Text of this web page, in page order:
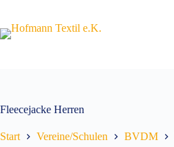
springen
Fleecejacke Herren
Start Vereine/Schulen BVDM